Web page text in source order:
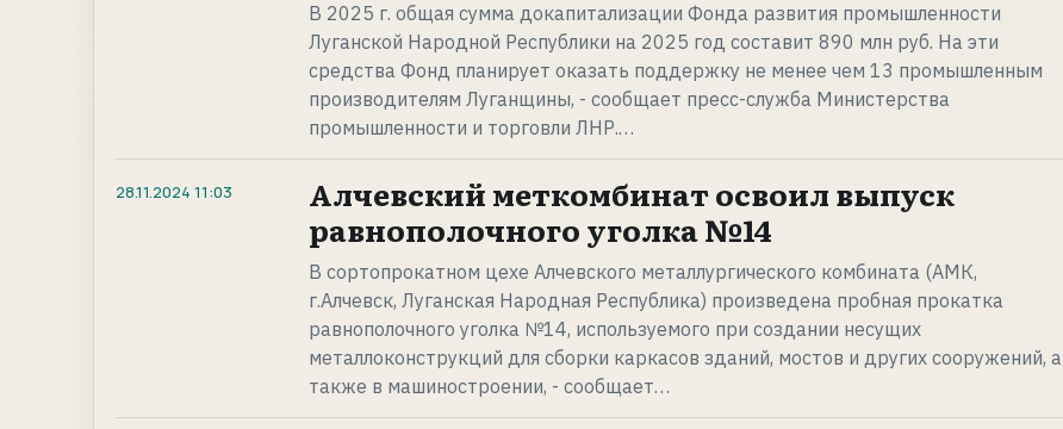
В 2025 г. общая сумма докапитализации Фонда развития промышленности
Луганской Народной Республики на 2025 год составит 890 млн руб. На эти
средства Фонд планирует оказать поддержку не менее чем 13 промышленным
производителям Луганщины, - сообщает пресс-служба Министерства
промышленности и торговли ЛНР.…
28.11.2024 11:03
Алчевский меткомбинат освоил выпуск
равнополочного уголка №14
В сортопрокатном цехе Алчевского металлургического комбината (АМК,
г.Алчевск, Луганская Народная Республика) произведена пробная прокатка
равнополочного уголка №14, используемого при создании несущих
металлоконструкций для сборки каркасов зданий, мостов и других сооружений, а
также в машиностроении, - сообщает…